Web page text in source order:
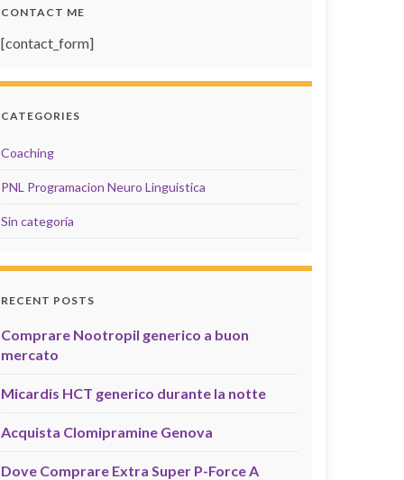
CONTACT ME
[contact_form]
CATEGORIES
Coaching
PNL Programacion Neuro Linguistica
Sin categoría
RECENT POSTS
Comprare Nootropil generico a buon
mercato
Micardis HCT generico durante la notte
Acquista Clomipramine Genova
Dove Comprare Extra Super P-Force A